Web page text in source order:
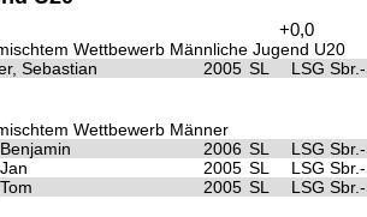
+0,0
Wettbewerb Männliche Jugend U20
Sebastian 2005 SL LSG
Wettbewerb Männer
2006 SL
LSG
2005 SL
LSG
2005 SL LSG